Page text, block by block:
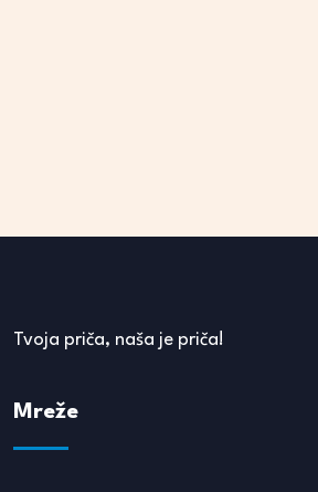
Tvoja priča, naša je priča!
Mreže